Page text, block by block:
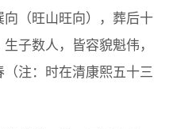
（旺山旺向），葬后十
子数人，皆容貌魁伟，
注：时在清康熙五十三